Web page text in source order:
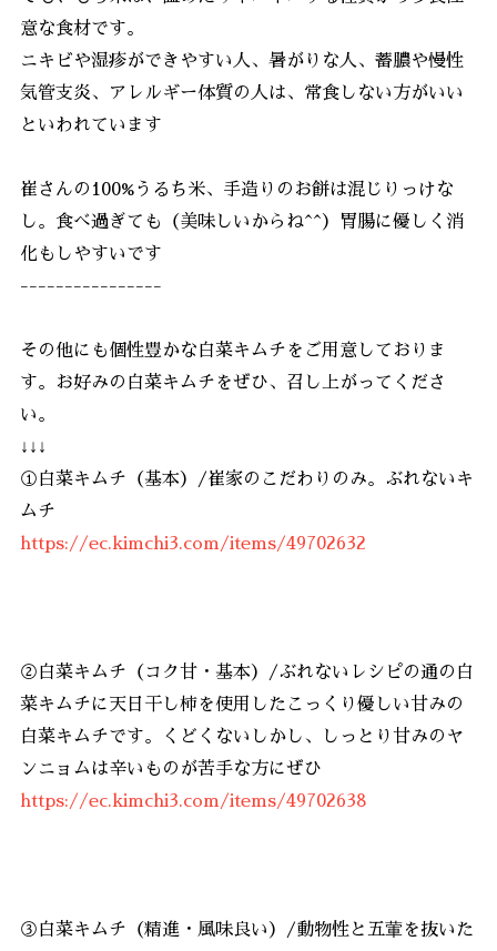
意な食材です。
ニキビや湿疹ができやすい人、暑がりな人、蓄膿や慢性
気管支炎、アレルギー体質の人は、常食しない方がいい
といわれています
崔さんの100%うるち米、手造りのお餅は混じりっけな
し。食べ過ぎても（美味しいからね^^）胃腸に優しく消
化もしやすいです
----------------
その他にも個性豊かな白菜キムチをご用意しておりま
す。お好みの白菜キムチをぜひ、召し上がってくださ
い。
↓↓↓
①白菜キムチ（基本）/崔家のこだわりのみ。ぶれないキ
ムチ
https://ec.kimchi3.com/items/49702632
②白菜キムチ（コク甘・基本）/ぶれないレシピの通の白
菜キムチに天日干し柿を使用したこっくり優しい甘みの
白菜キムチです。くどくないしかし、しっとり甘みのヤ
ンニョムは辛いものが苦手な方にぜひ
https://ec.kimchi3.com/items/49702638
③白菜キムチ（精進・風味良い）/動物性と五葷を抜いた